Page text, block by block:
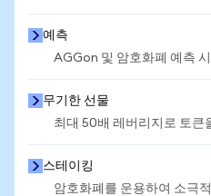
예측
AGGon 및 암호화폐 예측
무기한 선물
최대 50배 레버리지로 토큰
스테이킹
암호화폐를 운용하여 소극